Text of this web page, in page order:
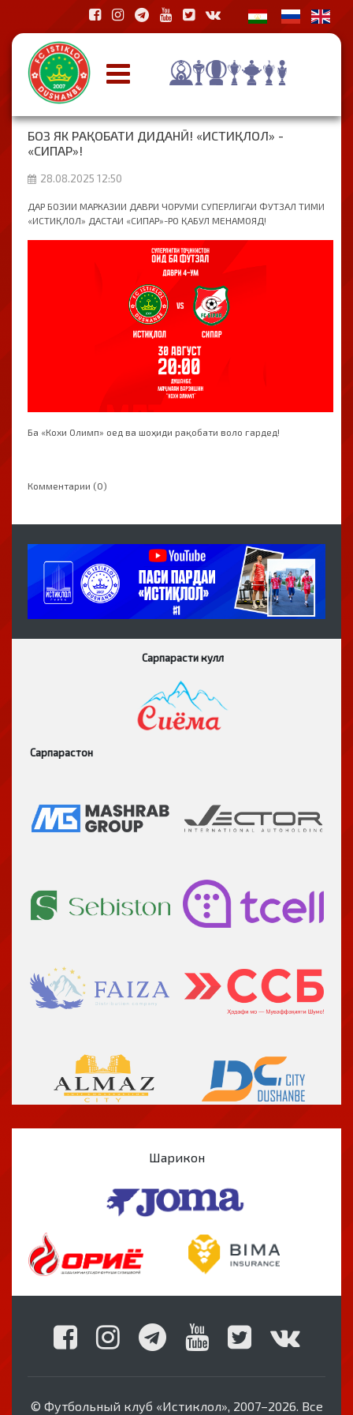
БОЗ ЯК РАҚОБАТИ ДИДАНӢ! «ИСТИҚЛОЛ» -
«СИПАР»!
28.08.2025 12:50
ДАР БОЗИИ МАРКАЗИИ ДАВРИ ЧОРУМИ СУПЕРЛИГАИ ФУТЗАЛ ТИМИ
«ИСТИҚЛОЛ» ДАСТАИ «СИПАР»-РО ҚАБУЛ МЕНАМОЯД!
Ба «Кохи Олимп» оед ва шоҳиди рақобати воло гардед!
Комментарии (0)
Сарпарасти кулл
Сарпарастон
Шарикон
© Футбольный клуб «Истиклол», 2007–2026. Все